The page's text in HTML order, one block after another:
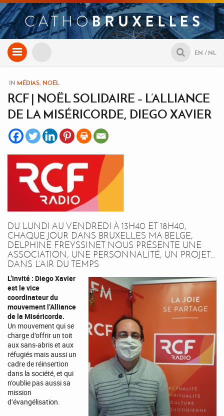
Aller
au
NL
EN
IN MÉDIAS, NOËL
RCF | NOËL SOLIDAIRE – L’ALLIANCE
DE LA MISÉRICORDE, DIEGO XAVIER
DU LUNDI AU VENDREDI À 13H40 ET 18H40,
CHAQUE JOUR DANS BRUXELLES MA BELGE,
DELPHINE FREYSSINET NOUS PRÉSENTE UNE
ASSOCIATION, UNE PERSONNALITÉ, UN PROJET…
DANS L’AIR DU TEMPS
L’invité : Diego Xavier
est le vice
coordinateur du
mouvement l’Alliance
de la Miséricorde.
Un mouvement qui se
charge d’offrir un toit
aux sans-abris et aux
réfugiés mais aussi un
cadre de réinsertion
dans la société, et qui
n’oublie pas aussi sa
mission
d’évangélisation.